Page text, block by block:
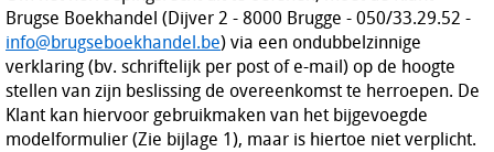
Brugse Boekhandel (Dijver 2 - 8000 Brugge - 050/33.29.52 -
info@brugseboekhandel.be) via een ondubbelzinnige
verklaring (bv. schriftelijk per post of e-mail) op de hoogte
stellen van zijn beslissing de overeenkomst te herroepen. De
Klant kan hiervoor gebruikmaken van het bijgevoegde
modelformulier (Zie bijlage 1), maar is hiertoe niet verplicht.